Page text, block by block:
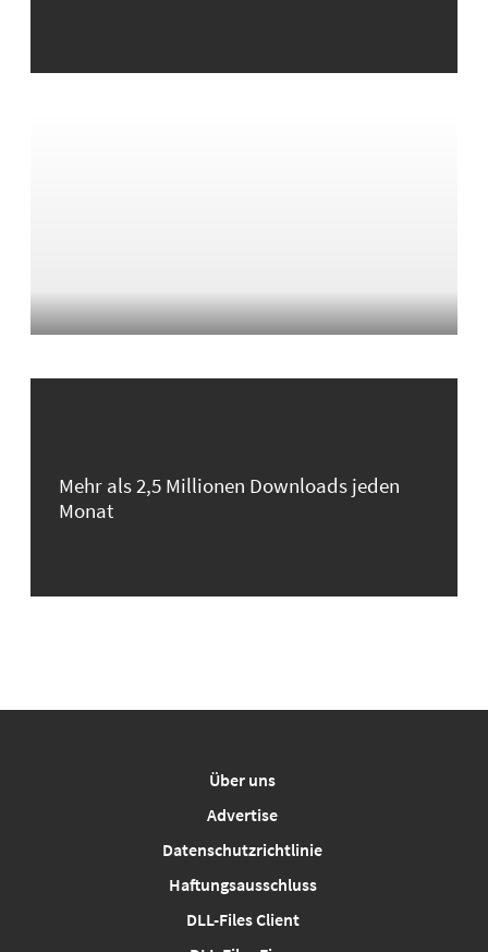
Mehr als 2,5 Millionen Downloads jeden
Monat
Über uns
Advertise
Datenschutzrichtlinie
Haftungsausschluss
DLL-Files Client